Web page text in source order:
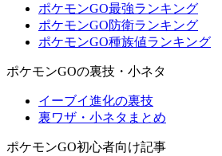
ポケモンGO最強ランキング
ポケモンGO防衛ランキング
ポケモンGO種族値ランキング
ポケモンGOの裏技・小ネタ
イーブイ進化の裏技
裏ワザ・小ネタまとめ
ポケモンGO初心者向け記事